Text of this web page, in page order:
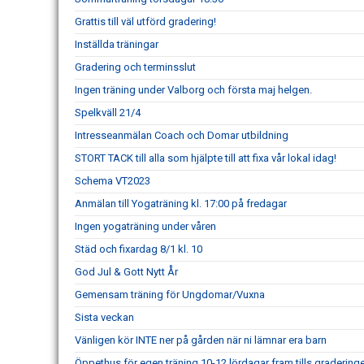
Grattis till väl utförd gradering!
Inställda träningar
Gradering och terminsslut
Ingen träning under Valborg och första maj helgen.
Spelkväll 21/4
Intresseanmälan Coach och Domar utbildning
STORT TACK till alla som hjälpte till att fixa vår lokal idag!
Schema VT2023
Anmälan till Yogaträning kl. 17:00 på fredagar
Ingen yogaträning under våren
Städ och fixardag 8/1 kl. 10
God Jul & Gott Nytt År
Gemensam träning för Ungdomar/Vuxna
Sista veckan
Vänligen kör INTE ner på gården när ni lämnar era barn